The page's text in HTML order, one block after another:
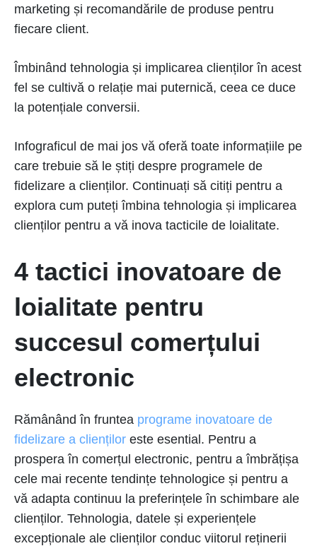
marketing și recomandările de produse pentru
fiecare client.
Îmbinând tehnologia și implicarea clienților în acest
fel se cultivă o relație mai puternică, ceea ce duce
la potențiale conversii.
Infograficul de mai jos vă oferă toate informațiile pe
care trebuie să le știți despre programele de
fidelizare a clienților. Continuați să citiți pentru a
explora cum puteți îmbina tehnologia și implicarea
clienților pentru a vă inova tacticile de loialitate.
4 tactici inovatoare de
loialitate pentru
succesul comerțului
electronic
Rămânând în fruntea programe inovatoare de
fidelizare a clienților este esential. Pentru a
prospera în comerțul electronic, pentru a îmbrățișa
cele mai recente tendințe tehnologice și pentru a
vă adapta continuu la preferințele în schimbare ale
clienților. Tehnologia, datele și experiențele
excepționale ale clienților conduc viitorul reținerii